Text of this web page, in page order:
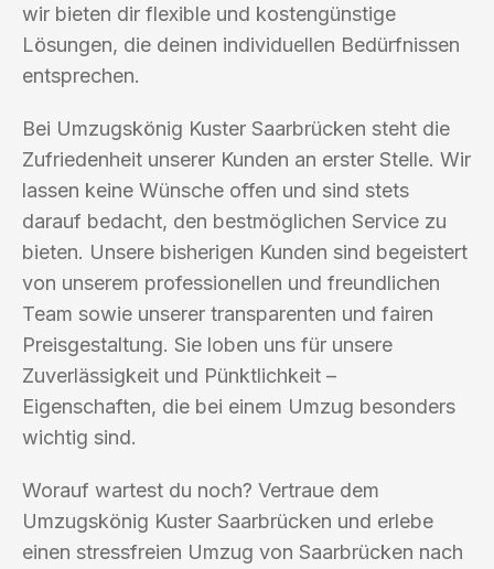
wir bieten dir flexible und kostengünstige
Lösungen, die deinen individuellen Bedürfnissen
entsprechen.
Bei Umzugskönig Kuster Saarbrücken steht die
Zufriedenheit unserer Kunden an erster Stelle. Wir
lassen keine Wünsche offen und sind stets
darauf bedacht, den bestmöglichen Service zu
bieten. Unsere bisherigen Kunden sind begeistert
von unserem professionellen und freundlichen
Team sowie unserer transparenten und fairen
Preisgestaltung. Sie loben uns für unsere
Zuverlässigkeit und Pünktlichkeit –
Eigenschaften, die bei einem Umzug besonders
wichtig sind.
Worauf wartest du noch? Vertraue dem
Umzugskönig Kuster Saarbrücken und erlebe
einen stressfreien Umzug von Saarbrücken nach